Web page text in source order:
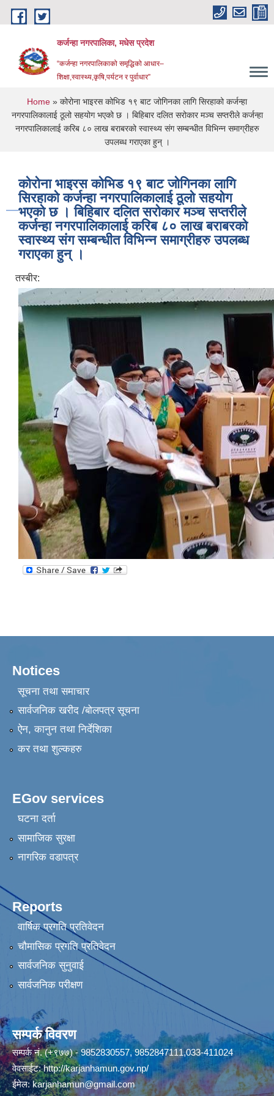
Skip to main content
कर्जन्हा नगरपालिका, मधेस प्रदेश
“कर्जन्हा नगरपालिकाको समृद्धिको आधार–
शिक्षा,स्वास्थ्य,कृषि,पर्यटन र पुर्वाधार”
You are here
Home » कोरोना भाइरस कोभिड १९ बाट जोगिनका लागि सिरहाको कर्जन्हा
नगरपालिकालाई ठूलो सहयोग भएको छ । बिहिबार दलित सरोकार मञ्च सप्तरीले कर्जन्हा
नगरपालिकालाई करिब ८० लाख बराबरको स्वास्थ्य संग सम्बन्धीत विभिन्न समाग्रीहरु
उपलब्ध गराएका हुन् ।
कोरोना भाइरस कोभिड १९ बाट जोगिनका लागि
सिरहाको कर्जन्हा नगरपालिकालाई ठूलो सहयोग
भएको छ । बिहिबार दलित सरोकार मञ्च सप्तरीले
कर्जन्हा नगरपालिकालाई करिब ८० लाख बराबरको
स्वास्थ्य संग सम्बन्धीत विभिन्न समाग्रीहरु उपलब्ध
गराएका हुन् ।
तस्बीर:
Notices
सूचना तथा समाचार
सार्वजनिक खरीद /बोलपत्र सूचना
ऐन, कानुन तथा निर्देशिका
कर तथा शुल्कहरु
EGov services
घटना दर्ता
सामाजिक सुरक्षा
नागरिक वडापत्र
Reports
वार्षिक प्रगति प्रतिवेदन
चौमासिक प्रगति प्रतिवेदन
सार्वजनिक सुनुवाई
सार्वजनिक परीक्षण
सम्पर्क विवरण
सम्पर्क नं. (+९७७) - 9852830557, 9852847111,033-411024
वेवसाईट:http://karjanhamun.gov.np/
ईमेल:karjanhamun@gmail.com